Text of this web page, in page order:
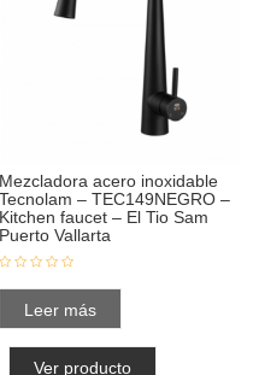
Mezcladora acero inoxidable
Tecnolam – TEC149NEGRO –
Kitchen faucet – El Tio Sam
Puerto Vallarta
Leer más
Ver producto